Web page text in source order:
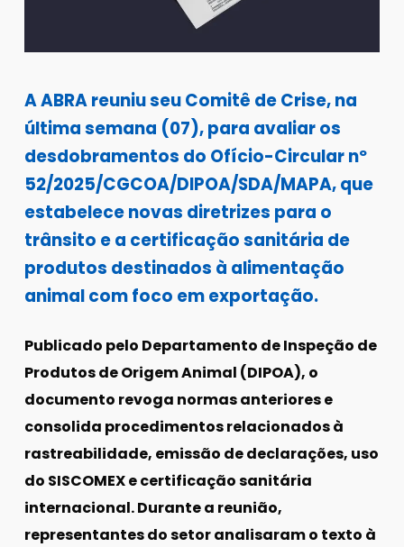
A ABRA reuniu seu Comitê de Crise, na
última semana (07), para avaliar os
desdobramentos do Ofício-Circular nº
52/2025/CGCOA/DIPOA/SDA/MAPA, que
estabelece novas diretrizes para o
trânsito e a certificação sanitária de
produtos destinados à alimentação
animal com foco em exportação.
Publicado pelo Departamento de Inspeção de
Produtos de Origem Animal (DIPOA), o
documento revoga normas anteriores e
consolida procedimentos relacionados à
rastreabilidade, emissão de declarações, uso
do SISCOMEX e certificação sanitária
internacional. Durante a reunião,
representantes do setor analisaram o texto à